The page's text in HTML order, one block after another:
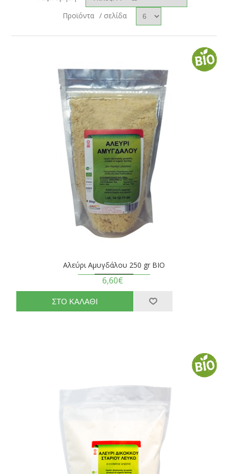
Προϊόντα / σελίδα
Αλεύρι Αμυγδάλου 250 gr BIO
6,60€